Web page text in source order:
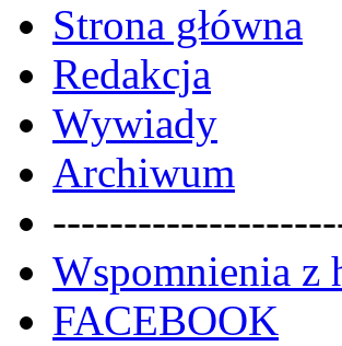
Strona główna
Redakcja
Wywiady
Archiwum
Wspomnienia z
FACEBOOK